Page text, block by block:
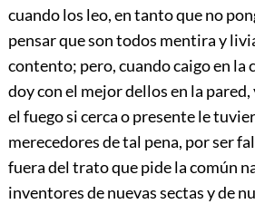
cuando los leo, en tanto que no
pensar que son todos mentira y
contento; pero, cuando caigo en la
doy con el mejor dellos en la pared,
el fuego si cerca o presente le
merecedores de tal pena, por ser
fuera del trato que pide la común
inventores de nuevas sectas y de